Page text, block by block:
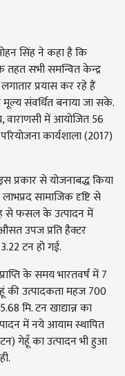
सिंह ने कहा है कि
तहत सभी समन्वित केन्द्र
प्रयास कर रहे हैं
संवर्धित बनाया जा सके.
वाराणसी में आयोजित 56
कार्यशाला (2017)
प्रकार से योजनाबद्ध किया
सामाजिक दृष्टि से
से फसल के उत्पादन में
उपज प्रति हैक्टर
टन हो गई.
के समय भारतवर्ष में 7
की उत्पादकता महज 700
मि. टन खाद्यान्न का
में नये आयाम स्थापित
गेहूँ का उत्पादन भी हुआ